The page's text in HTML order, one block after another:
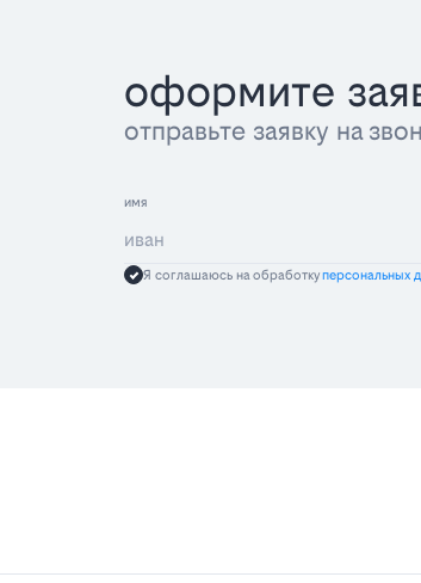
оформите
отправьте заявку на
имя
Я соглашаюсь на обработкуперсональных